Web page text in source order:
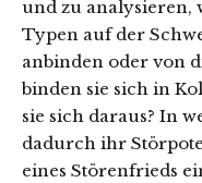
und zu analysieren,
Typen auf der
anbinden oder von
binden sie sich in
sie sich daraus? In
dadurch ihr
eines Störenfrieds